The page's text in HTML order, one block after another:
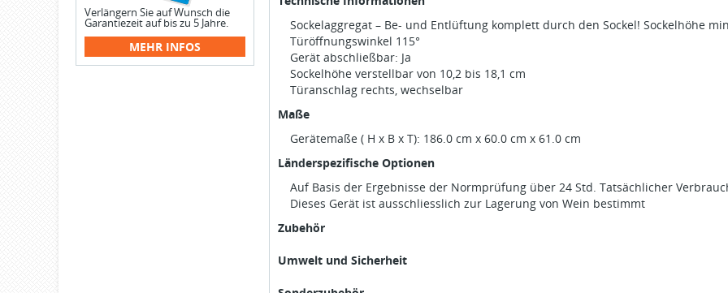
Sockelaggregat – Be- und Entlüftung komplett durch den Sockel! Sockelhöhe
Türöffnungswinkel 115°
Gerät abschließbar: Ja
Sockelhöhe verstellbar von 10,2 bis 18,1 cm
Türanschlag rechts, wechselbar
Maße
Gerätemaße ( H x B x T): 186.0 cm x 60.0 cm x 61.0 cm
Länderspezifische Optionen
Auf Basis der Ergebnisse der Normprüfung über 24 Std. Tatsächlicher
Dieses Gerät ist ausschliesslich zur Lagerung von Wein bestimmt
Zubehör
Umwelt und Sicherheit
Verlängern Sie auf Wunsch die
Garantiezeit auf bis zu 5 Jahre.
MEHR INFOS